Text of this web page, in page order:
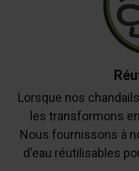
Lorsque nos
les transformons
Nous fournissons à
d'eau réutilisables